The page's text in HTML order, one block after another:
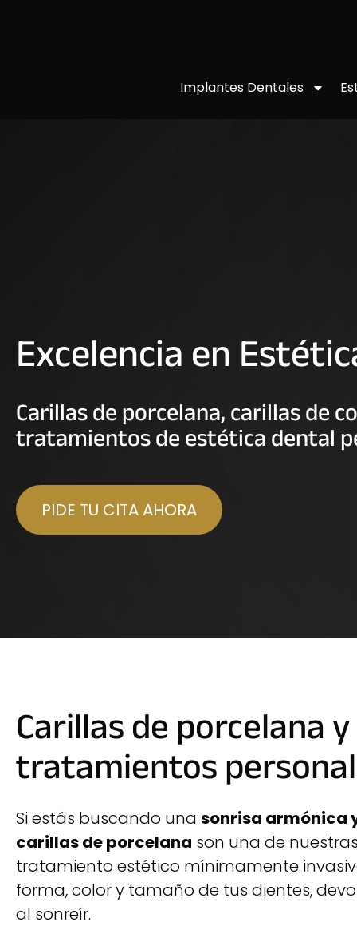
Implantes Dentales
Excelencia en
Carillas de porcelana, carillas de
tratamientos de estética dental
PIDE TU CITA AHORA
Carillas de porcelana y
tratamientos
Si estás buscando una sonrisa armónica
carillas de porcelana son una de
tratamiento estético mínimamente
forma, color y tamaño de tus dientes,
al sonreír.